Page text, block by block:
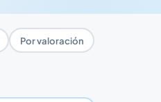
Por valoración